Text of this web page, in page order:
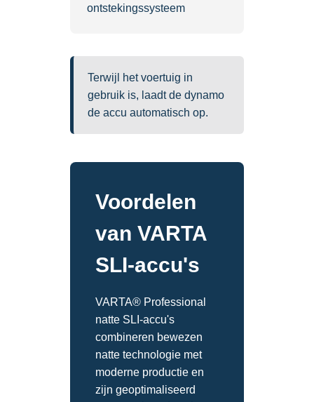
ontstekingssysteem
Terwijl het voertuig in
gebruik is, laadt de dynamo
de accu automatisch op.
Voordelen
van VARTA
SLI-accu's
VARTA® Professional
natte SLI-accu's
combineren bewezen
natte technologie met
moderne productie en
zijn geoptimaliseerd